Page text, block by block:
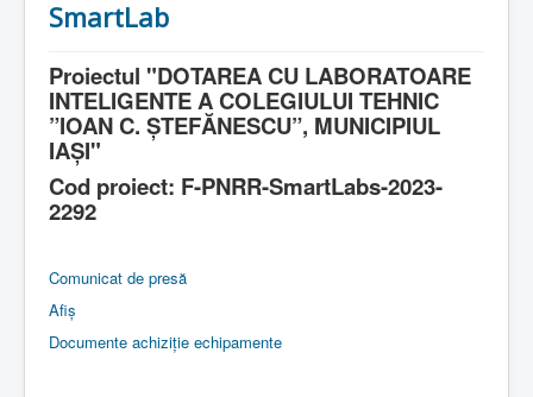
SmartLab
Proiectul "DOTAREA CU LABORATOARE
INTELIGENTE A COLEGIULUI TEHNIC
”IOAN C. ȘTEFĂNESCU”, MUNICIPIUL
IAȘI"
Cod proiect: F-PNRR-SmartLabs-2023-
2292
Comunicat de presă
Afiș
Documente achiziție echipamente